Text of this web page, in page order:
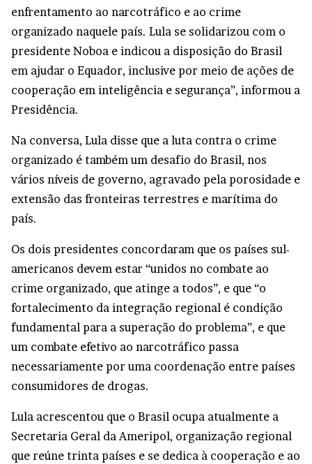
enfrentamento ao narcotráfico e ao crime
organizado naquele país. Lula se solidarizou com o
presidente Noboa e indicou a disposição do Brasil
em ajudar o Equador, inclusive por meio de ações de
cooperação em inteligência e segurança”, informou a
Presidência.
Na conversa, Lula disse que a luta contra o crime
organizado é também um desafio do Brasil, nos
vários níveis de governo, agravado pela porosidade e
extensão das fronteiras terrestres e marítima do
país.
Os dois presidentes concordaram que os países sul-
americanos devem estar “unidos no combate ao
crime organizado, que atinge a todos”, e que “o
fortalecimento da integração regional é condição
fundamental para a superação do problema”, e que
um combate efetivo ao narcotráfico passa
necessariamente por uma coordenação entre países
consumidores de drogas.
Lula acrescentou que o Brasil ocupa atualmente a
Secretaria Geral da Ameripol, organização regional
que reúne trinta países e se dedica à cooperação e ao